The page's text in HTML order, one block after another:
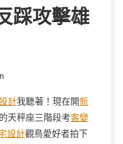
踩攻擊雄
計我聽著！現在開新
天秤座三階段考客變
設計觀鳥愛好者拍下